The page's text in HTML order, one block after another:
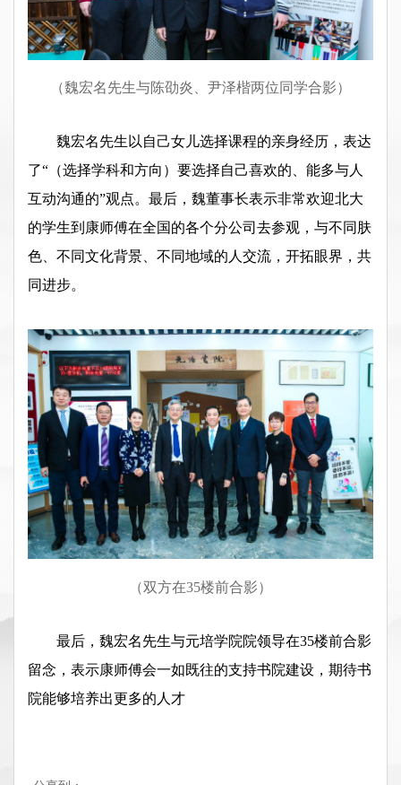
（魏宏名先生与陈劭炎、尹泽楷两位同学合影）
魏宏名先生以自己女儿选择课程的亲身经历，表达
了“（选择学科和方向）要选择自己喜欢的、能多与人
互动沟通的”观点。最后，魏董事长表示非常欢迎北大
的学生到康师傅在全国的各个分公司去参观，与不同肤
色、不同文化背景、不同地域的人交流，开拓眼界，共
同进步。
（双方在35楼前合影）
最后，魏宏名先生与元培学院院领导在35楼前合影
留念，表示康师傅会一如既往的支持书院建设，期待书
院能够培养出更多的人才